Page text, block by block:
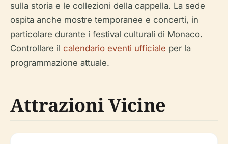
sulla storia e le collezioni della cappella. La sede
ospita anche mostre temporanee e concerti, in
particolare durante i festival culturali di Monaco.
Controllare il calendario eventi ufficiale per la
programmazione attuale.
Attrazioni Vicine